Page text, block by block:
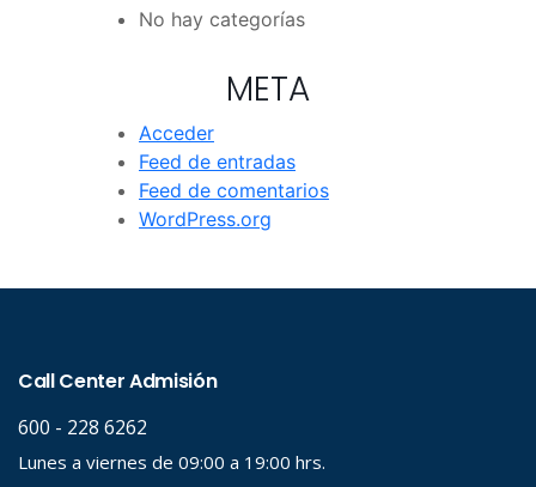
No hay categorías
META
Acceder
Feed de entradas
Feed de comentarios
WordPress.org